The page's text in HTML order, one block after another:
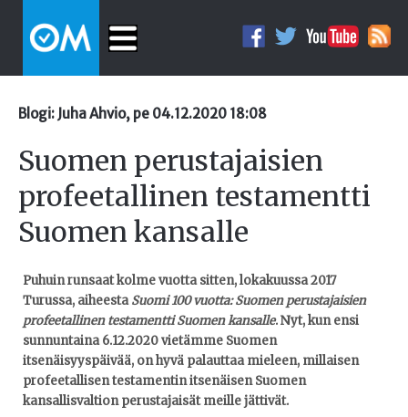
Blogi: Juha Ahvio, pe 04.12.2020 18:08
Suomen perustajaisien
profeetallinen testamentti
Suomen kansalle
Puhuin runsaat kolme vuotta sitten, lokakuussa 2017
Turussa, aiheestaSuomi 100 vuotta: Suomen perustajaisien
profeetallinen testamentti Suomen kansalle. Nyt, kun ensi
sunnuntaina 6.12.2020 vietämme Suomen
itsenäisyyspäivää, on hyvä palauttaa mieleen, millaisen
profeetallisen testamentin itsenäisen Suomen
kansallisvaltion perustajaisät meille jättivät.